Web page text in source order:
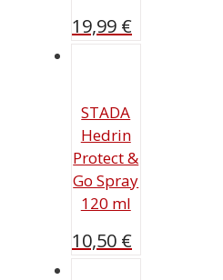
19,99 €
STADA
Hedrin
Protect &
Go Spray
120 ml
10,50 €